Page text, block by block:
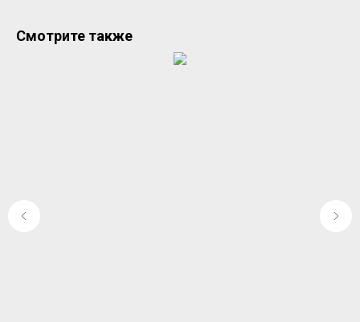
Смотрите также